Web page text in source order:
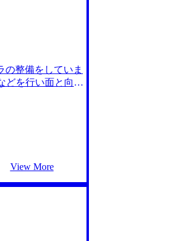
コンサルタント
たですね。私の
らどういった領
ァームも多数紹
すが、短いスパ
り専門としたい
整備をしていま
どを行い面と向か
述のように、IT
みがあり、特に
にお願いするこ
けたことが非常
ル特有の面接対
ました。 全く知
View More